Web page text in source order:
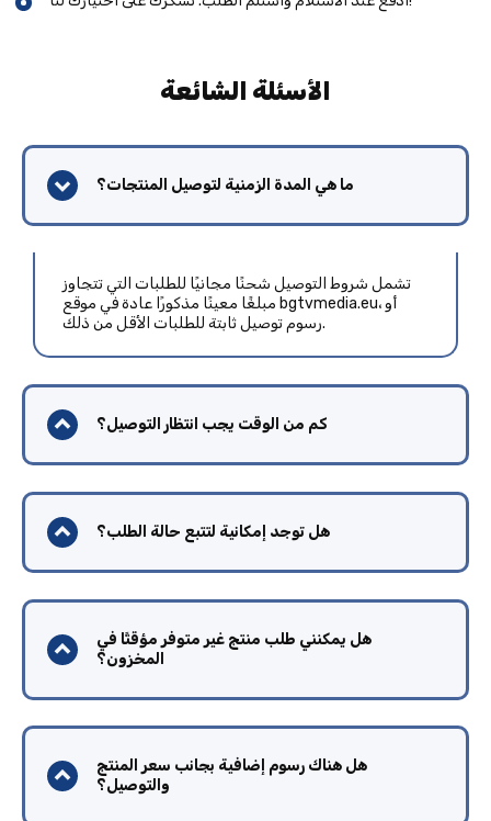
الأسئلة الشائعة
ما هي المدة الزمنية لتوصيل المنتجات؟
تشمل شروط التوصيل شحنًا مجانيًا للطلبات التي تتجاوز
مبلغًا معينًا مذكورًا عادة في موقع bgtvmedia.eu، أو
رسوم توصيل ثابتة للطلبات الأقل من ذلك.
كم من الوقت يجب انتظار التوصيل؟
هل توجد إمكانية لتتبع حالة الطلب؟
هل يمكنني طلب منتج غير متوفر مؤقتًا في
المخزون؟
هل هناك رسوم إضافية بجانب سعر المنتج
والتوصيل؟